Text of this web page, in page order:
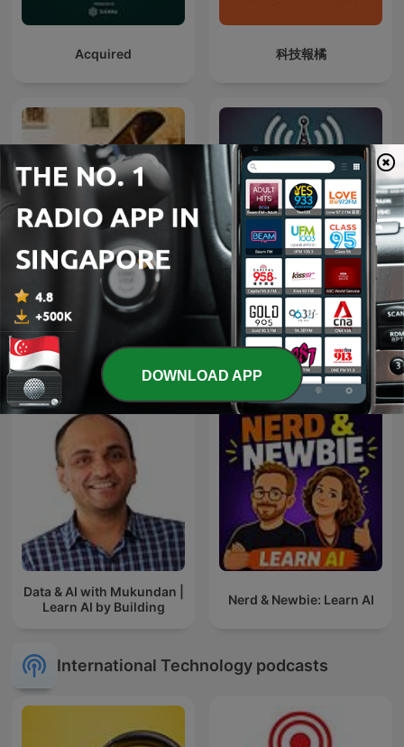
Acquired 科技報橘
Concert piano-forte
Radio@Radio
Data & AI with Mukundan |
Learn AI by Building
Nerd & Newbie: Learn AI
International Technology podcasts
DOWNLOAD APP